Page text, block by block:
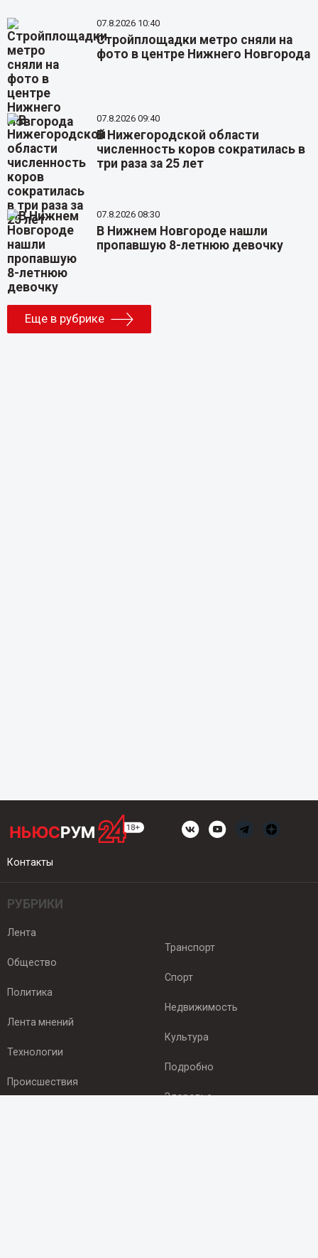
07.8.2026 10:40
Стройплощадки метро сняли на
фото в центре Нижнего Новгорода
07.8.2026 09:40
В Нижегородской области
численность коров сократилась в
три раза за 25 лет
07.8.2026 08:30
В Нижнем Новгороде нашли
пропавшую 8-летнюю девочку
Еще в рубрике
Контакты
РУБРИКИ
Лента
Общество
Политика
Лента мнений
Технологии
Происшествия
Транспорт
Спорт
Недвижимость
Культура
Подробно
Здоровье